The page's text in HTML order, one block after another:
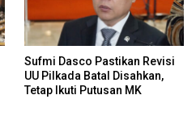
Sufmi Dasco Pastikan Revisi
UU Pilkada Batal Disahkan,
Tetap Ikuti Putusan MK